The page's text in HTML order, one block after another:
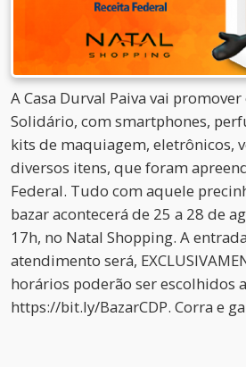
A Casa Durval Paiva vai
Solidário, com smartphones,
kits de maquiagem, eletrônicos,
diversos itens, que foram
Federal. Tudo com aquele
bazar acontecerá de 25 a 28 de
17h, no Natal Shopping. A
atendimento será,
horários poderão ser escolhidos
https://bit.ly/BazarCDP. Corra e